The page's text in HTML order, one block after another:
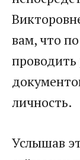
вам, что
проводить
личность.
Услышав